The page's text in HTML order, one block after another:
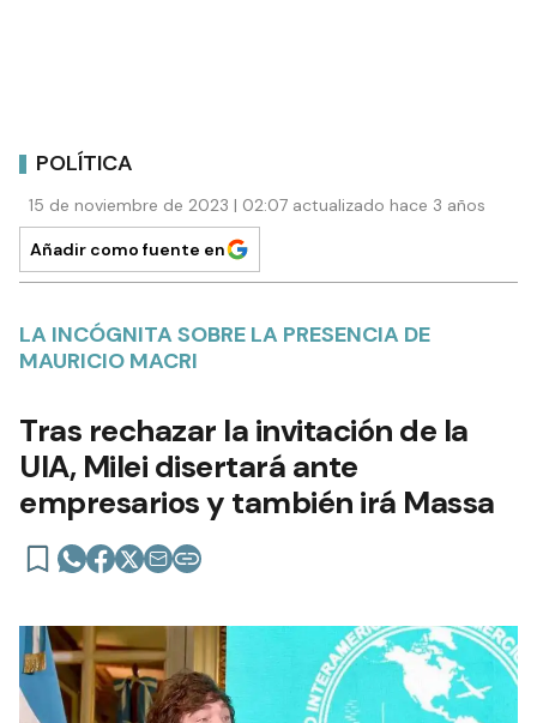
POLÍTICA
15 de noviembre de 2023 | 02:07 actualizado hace 3 años
Añadir como fuente en
LA INCÓGNITA SOBRE LA PRESENCIA DE
MAURICIO MACRI
Tras rechazar la invitación de la
UIA, Milei disertará ante
empresarios y también irá Massa